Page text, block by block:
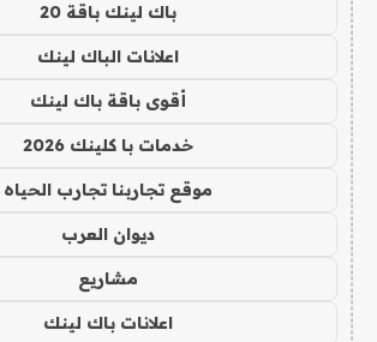
باك لينك باقة 20
اعلانات الباك لينك
أقوى باقة باك لينك
خدمات با كلينك 2026
موقع تجاربنا تجارب الحياه
ديوان العرب
مشاريع
اعلانات باك لينك